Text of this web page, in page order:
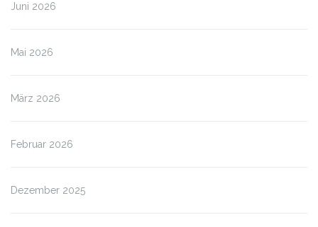
Juni 2026
Mai 2026
März 2026
Februar 2026
Dezember 2025